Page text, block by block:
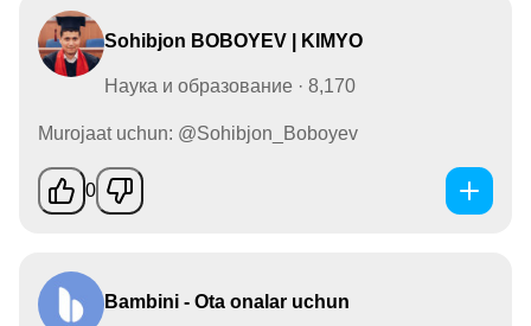
Sohibjon BOBOYEV | KIMYO
Наука и образование · 8,170
Murojaat uchun: @Sohibjon_Boboyev
0
Bambini - Ota onalar uchun